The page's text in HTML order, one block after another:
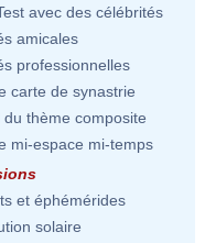
avec des célébrités
amicales
professionnelles
carte de synastrie
du thème composite
mi-espace mi-temps
et éphémérides
solaire